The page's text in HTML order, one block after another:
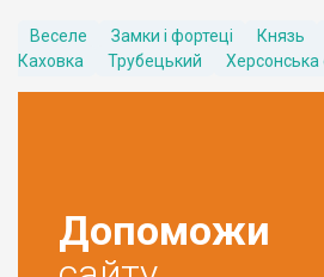
Веселе Замки і фортеці Князь
Каховка
Трубецький Херсонська
Допоможи